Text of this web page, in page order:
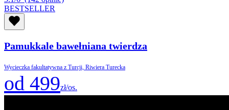
BESTSELLER
Pamukkale bawełniana twierdza
Wycieczka fakultatywna z Turcji, Riwiera Turecka
od 499zł/os.